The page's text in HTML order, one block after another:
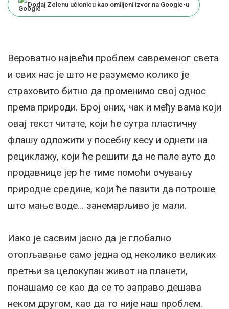
Dodaj Zelenu učionicu kao omiljeni izvor na Google-u
Вероватно највећи проблем савременог света
и свих нас је што не разумемо колико је
страховито битно да променимо свој однос
према природи. Број оних, чак и међу вама који
овај текст читате, који ће сутра пластичну
флашу одложити у посебну кесу и однети на
рециклажу, који ће решити да не пале ауто до
продавнице јер ће тиме помоћи очувању
природне средине, који ће пазити да потроше
што мање воде… занемарљиво је мали.
Иако је сасвим јасно да је глобално
отопљавање само једна од неколико великих
претњи за целокупан живот на планети,
понашамо се као да се то заправо дешава
неком другом, као да то није наш проблем.